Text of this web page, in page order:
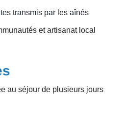
transmis par les aînés
et artisanat local
au séjour de plusieurs jours